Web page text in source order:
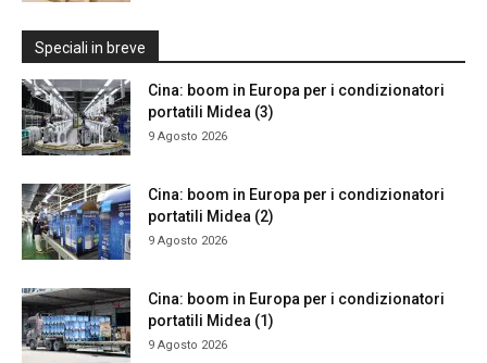
Speciali in breve
Cina: boom in Europa per i condizionatori
portatili Midea (3)
9 Agosto 2026
Cina: boom in Europa per i condizionatori
portatili Midea (2)
9 Agosto 2026
Cina: boom in Europa per i condizionatori
portatili Midea (1)
9 Agosto 2026